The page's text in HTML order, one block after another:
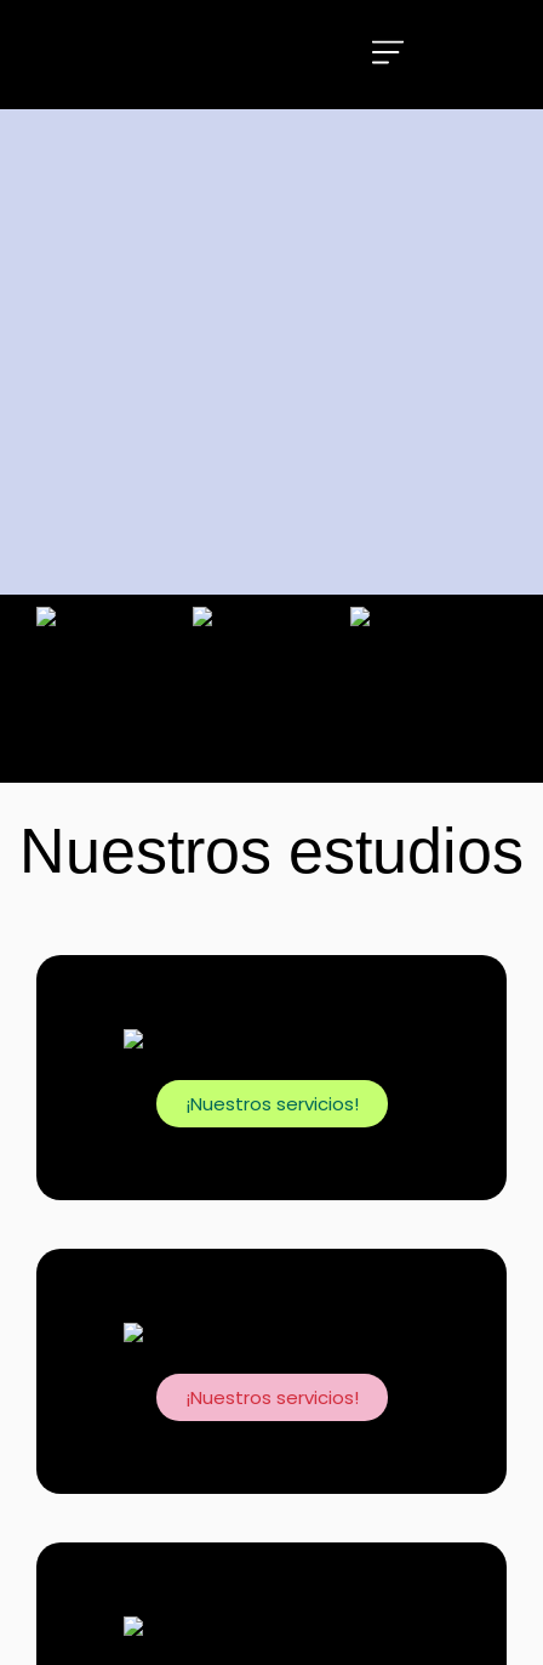
Nuestros estudios
¡Nuestros servicios!
¡Nuestros servicios!